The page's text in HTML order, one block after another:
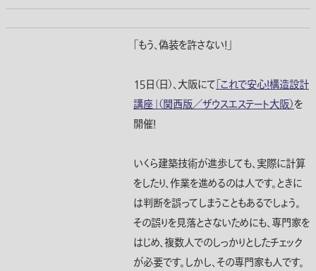
「もう、偽装を許さない！」
１５日（日）、大阪にて 「これで安心！構造設計
講座」（関西版／ザウスエステート大阪）を
開催！
いくら建築技術が進歩しても、実際に計算
をしたり、作業を進めるのは人です。ときに
は判断を誤ってしまうこともあるでしょう。
その誤りを見落とさないためにも、専門家を
はじめ、複数人でのしっかりとしたチェック
が必要です。しかし、その専門家も人です。